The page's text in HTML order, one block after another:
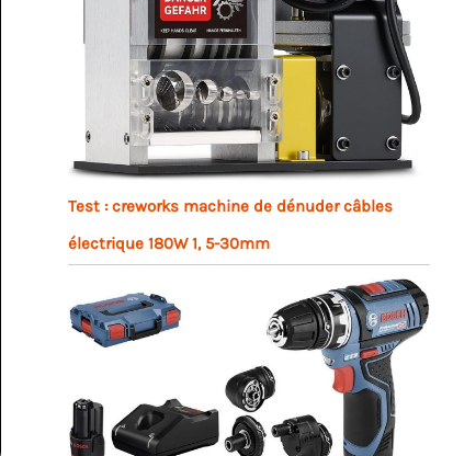
Test : creworks machine de dénuder câbles
électrique 180W 1, 5-30mm